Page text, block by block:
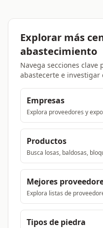
Explorar más
abastecimiento
Navega secciones
abastecerte e investigar
Empresas
Explora proveedores y
Productos
Busca losas, baldosas,
Mejores
Explora listas de
Tipos de piedra